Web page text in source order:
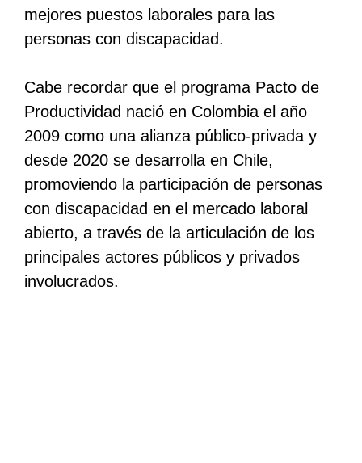
mejores puestos laborales para las
personas con discapacidad.
Cabe recordar que el programa Pacto de
Productividad nació en Colombia el año
2009 como una alianza público-privada y
desde 2020 se desarrolla en Chile,
promoviendo la participación de personas
con discapacidad en el mercado laboral
abierto, a través de la articulación de los
principales actores públicos y privados
involucrados.